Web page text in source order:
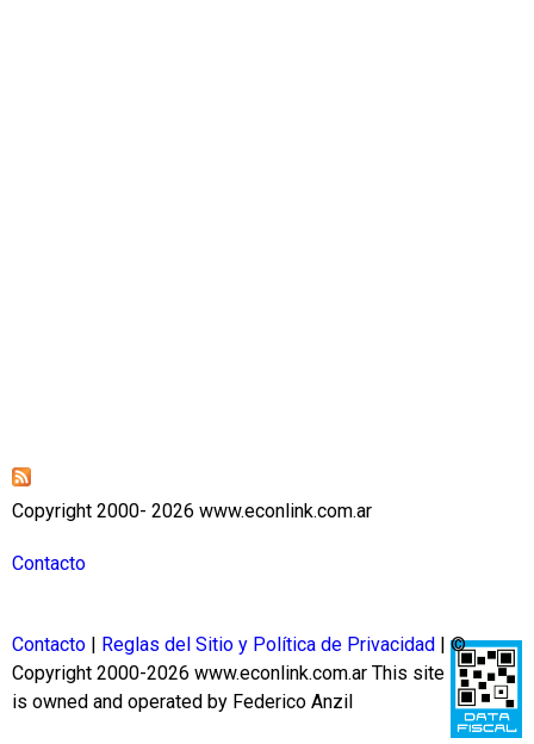
Copyright 2000- 2026 www.econlink.com.ar
Contacto
Contacto Reglas del Sitio y Política de Privacidad
| ©
Copyright 2000-2026 www.econlink.com.ar This site
is owned and operated by Federico Anzil